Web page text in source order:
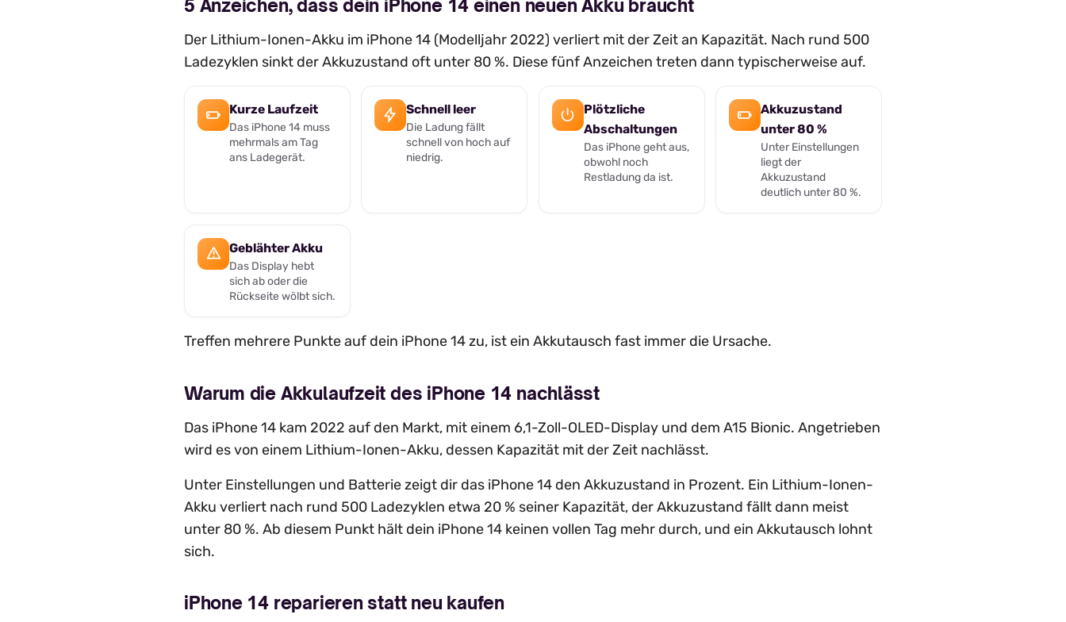
5 Anzeichen, dass dein iPhone 14 einen neuen Akku braucht
Der Lithium-Ionen-Akku im iPhone 14 (Modelljahr 2022) verliert mit der Zeit an Kapazität. Nach rund 500
Ladezyklen sinkt der Akkuzustand oft unter 80 %. Diese fünf Anzeichen treten dann typischerweise auf.
Kurze Laufzeit
Das iPhone 14 muss
mehrmals am Tag
ans Ladegerät.
Schnell leer
Die Ladung fällt
schnell von hoch auf
niedrig.
Plötzliche
Abschaltungen
Das iPhone geht aus,
obwohl noch
Restladung da ist.
Akkuzustand
unter 80 %
Unter Einstellungen
liegt der
Akkuzustand
deutlich unter 80 %.
Geblähter Akku
Das Display hebt
sich ab oder die
Rückseite wölbt sich.
Treffen mehrere Punkte auf dein iPhone 14 zu, ist ein Akkutausch fast immer die Ursache.
Warum die Akkulaufzeit des iPhone 14 nachlässt
Das iPhone 14 kam 2022 auf den Markt, mit einem 6,1-Zoll-OLED-Display und dem A15 Bionic. Angetrieben
wird es von einem Lithium-Ionen-Akku, dessen Kapazität mit der Zeit nachlässt.
Unter Einstellungen und Batterie zeigt dir das iPhone 14 den Akkuzustand in Prozent. Ein Lithium-Ionen-
Akku verliert nach rund 500 Ladezyklen etwa 20 % seiner Kapazität, der Akkuzustand fällt dann meist
unter 80 %. Ab diesem Punkt hält dein iPhone 14 keinen vollen Tag mehr durch, und ein Akkutausch lohnt
sich.
iPhone 14 reparieren statt neu kaufen